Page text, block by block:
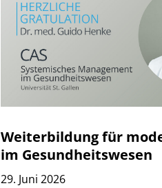
Weiterbildung für
im Gesundheitswesen
29. Juni 2026